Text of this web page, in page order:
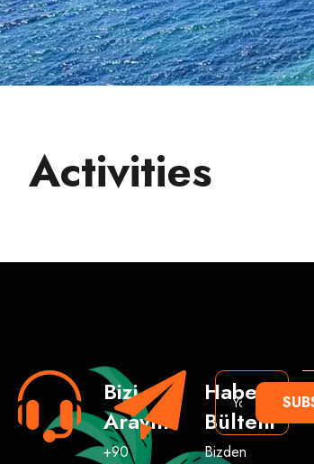
Activities
Bizi
Arayın
+90
Haber
Bülteni
Bizden